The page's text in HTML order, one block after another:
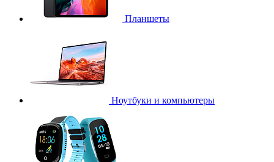
Планшеты
Ноутбуки и компьютеры